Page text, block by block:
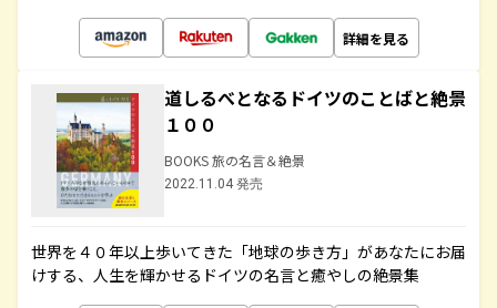
詳細を見る
道しるべとなるドイツのことばと絶景
１００
BOOKS 旅の名言＆絶景
2022.11.04 発売
世界を４０年以上歩いてきた「地球の歩き方」があなたにお届
けする、人生を輝かせるドイツの名言と癒やしの絶景集